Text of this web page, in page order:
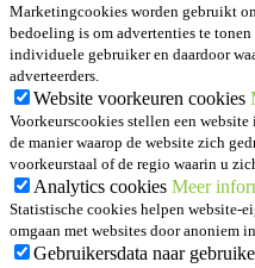
Marketingcookies worden gebruikt
bedoeling is om advertenties te
individuele gebruiker en daardoor
adverteerders.
Website voorkeuren cookies
Voorkeurscookies stellen een
de manier waarop de website zich
voorkeurstaal of de regio waarin u
Analytics cookies Meer
Statistische cookies helpen website-
omgaan met websites door anoniem
Gebruikersdata naar